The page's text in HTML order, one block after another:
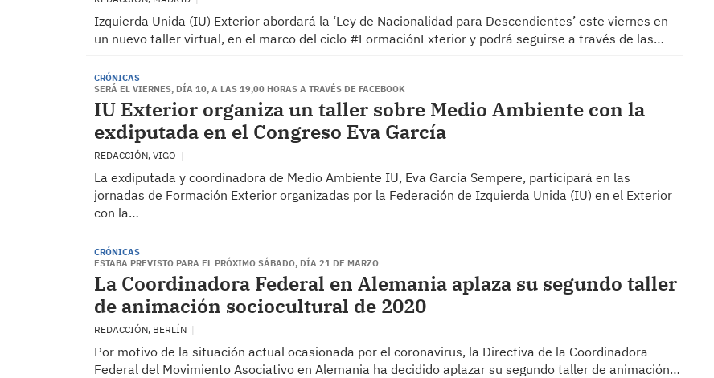
Izquierda Unida (IU) Exterior abordará la ‘Ley de Nacionalidad para Descendientes’ este viernes en
un nuevo taller virtual, en el marco del ciclo #FormaciónExterior y podrá seguirse a través de las…
CRÓNICAS
SERÁ EL VIERNES, DÍA 10, A LAS 19,00 HORAS A TRAVÉS DE FACEBOOK
IU Exterior organiza un taller sobre Medio Ambiente con la
exdiputada en el Congreso Eva García
REDACCIÓN, VIGO
La exdiputada y coordinadora de Medio Ambiente IU, Eva García Sempere, participará en las
jornadas de Formación Exterior organizadas por la Federación de Izquierda Unida (IU) en el Exterior
con la…
CRÓNICAS
ESTABA PREVISTO PARA EL PRÓXIMO SÁBADO, DÍA 21 DE MARZO
La Coordinadora Federal en Alemania aplaza su segundo taller
de animación sociocultural de 2020
REDACCIÓN, BERLÍN
Por motivo de la situación actual ocasionada por el coronavirus, la Directiva de la Coordinadora
Federal del Movimiento Asociativo en Alemania ha decidido aplazar su segundo taller de animación…